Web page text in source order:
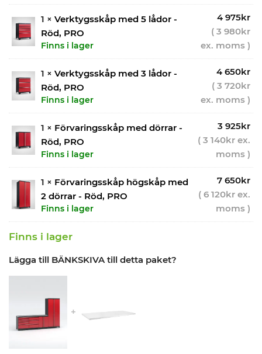
1 × Verktygsskåp med 5 lådor -
Röd, PRO
Finns i lager
4 975kr
( 3 980kr
ex. moms )
1 × Verktygsskåp med 3 lådor -
Röd, PRO
Finns i lager
4 650kr
( 3 720kr
ex. moms )
1 × Förvaringsskåp med dörrar -
Röd, PRO
Finns i lager
3 925kr
( 3 140kr ex.
moms )
1 × Förvaringsskåp högskåp med
2 dörrar - Röd, PRO
Finns i lager
7 650kr
( 6 120kr ex.
moms )
Finns i lager
Lägga till BÄNKSKIVA till detta paket?